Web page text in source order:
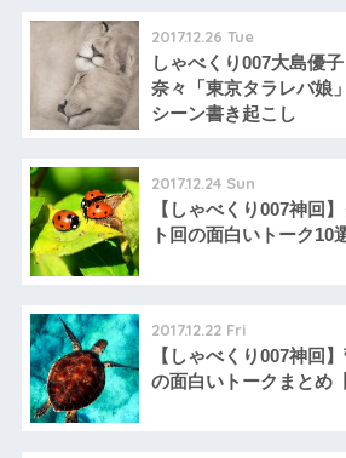
2017.12.26 Tue
しゃべくり007大島優
奈々「東京タラレバ娘
シーン書き起こし
2017.12.24 Sun
【しゃべくり007神回
ト回の面白いトーク10
2017.12.22 Fri
【しゃべくり007神回
の面白いトークまとめ